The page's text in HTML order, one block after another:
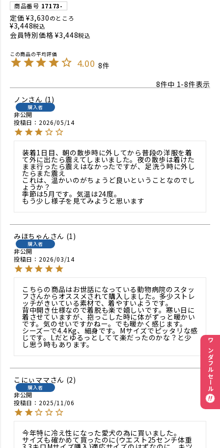
商品番号 17173-
定価 ¥3,630のところ
¥3,448税込
会員特別価格 ¥3,448税込
4.00 8
8件中 1-8件表示
ノン
1
購入者
非公開
投稿日
2026/05/14
装着1日目、朝の散歩時に外してから普段の洋服を着
て外に出たら震えてしまいました。夜の散歩は着けた
まま行ったら震えはなかったですが、足洗う時に外し
たらまた震え
これは、温かいのがちょうど良いということなのでし
ょうか？
季節は5月です。気温は24度。
もう少し様子を見てみようと思います
みほちゃん 1
購入者
非公開
投稿日
2026/03/14
こちらの商品はお世話になっている動物病院のスタッ
フさんからオススメされて購入しました。多少ストレ
ッチがきいている素材で、着やすいようです。
背中開き仕様なので着脱も楽で嬉しいです。寒い日に
着させていますが、抱っこした時に体がずっと暖かい
です。気のせいですかねー。でも暖かく感じます。
シーズーで4.4Kg、細身です。Mサイズでピッタリな感
じです。Lだとゆるっとしてて楽だったのかな？と少
し思う時もあります。
こにぃママ 2
購入者
非公開
投稿日
2025/11/06
今年特に冷え性になった愛犬の為に買いました。
サイズも確かめて買ったのに(ウエスト25センチ体重
ワンダフルセール